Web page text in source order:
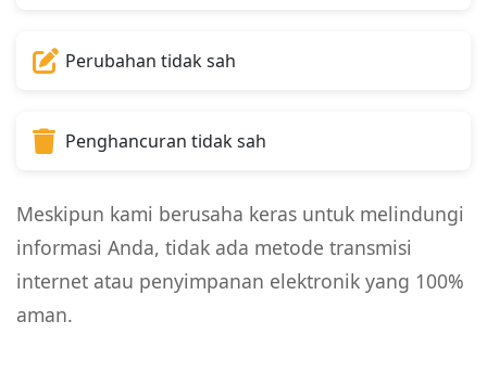
Perubahan tidak sah
Penghancuran tidak sah
Meskipun kami berusaha keras untuk melindungi
informasi Anda, tidak ada metode transmisi
internet atau penyimpanan elektronik yang 100%
aman.